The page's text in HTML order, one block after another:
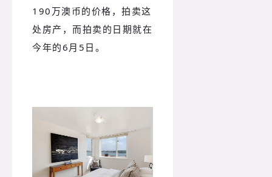
190万澳币的价格，拍卖这
处房产，而拍卖的日期就在
今年的6月5日。